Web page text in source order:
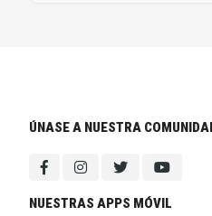
ÚNASE A NUESTRA
NUESTRAS APPS MÓVIL